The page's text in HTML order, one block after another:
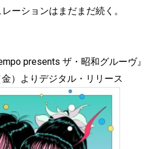
ーションはまだまだ続く。
presents ザ・昭和グルーヴ』
）よりデジタル・リリース